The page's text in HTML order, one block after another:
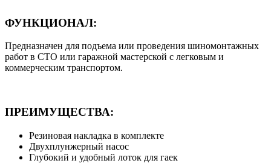
ФУНКЦИОНАЛ:
Предназначен для подъема или проведения шиномонтажных
работ в СТО или гаражной мастерской с легковым и
коммерческим транспортом.
ПРЕИМУЩЕСТВА:
Резиновая накладка в комплекте
Двухплунжерный насос
Глубокий и удобный лоток для гаек